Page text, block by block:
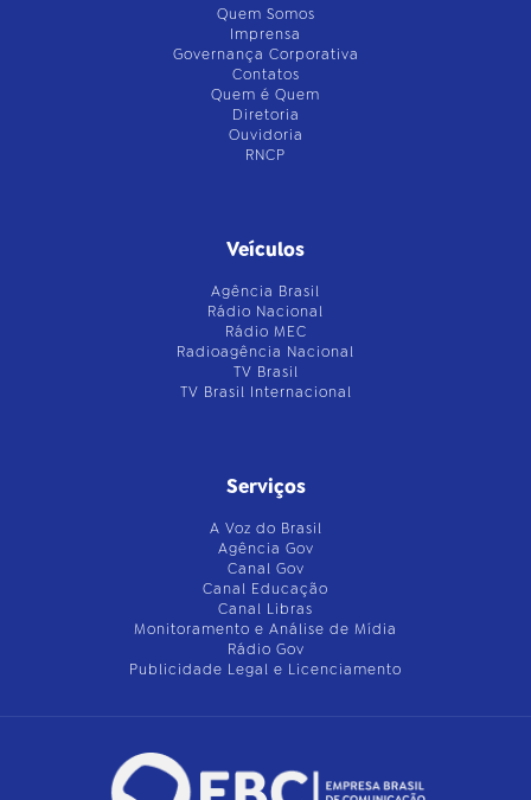
Quem Somos
Imprensa
Governança Corporativa
Contatos
Quem é Quem
Diretoria
Ouvidoria
RNCP
Veículos
Agência Brasil
Rádio Nacional
Rádio MEC
Radioagência Nacional
TV Brasil
TV Brasil Internacional
Serviços
A Voz do Brasil
Agência Gov
Canal Gov
Canal Educação
Canal Libras
Monitoramento e Análise de Mídia
Rádio Gov
Publicidade Legal e Licenciamento